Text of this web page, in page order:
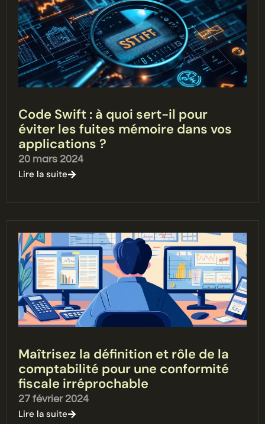
Code Swift : à quoi sert-il pour
éviter les fuites mémoire dans vos
applications ?
20 mars 2024
Lire la suite
Maîtrisez la définition et rôle de la
comptabilité pour une conformité
fiscale irréprochable
27 février 2024
Lire la suite